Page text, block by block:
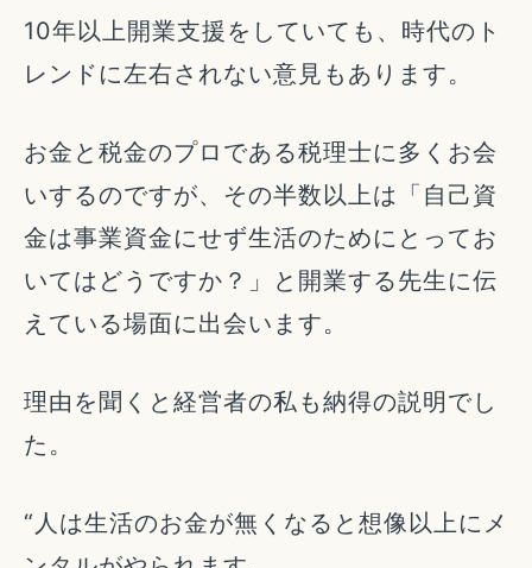
10年以上開業支援をしていても、時代のト
レンドに左右されない意見もあります。
お金と税金のプロである税理士に多くお会
いするのですが、その半数以上は「自己資
金は事業資金にせず生活のためにとってお
いてはどうですか？」と開業する先生に伝
えている場面に出会います。
理由を聞くと経営者の私も納得の説明でし
た。
“人は生活のお金が無くなると想像以上にメ